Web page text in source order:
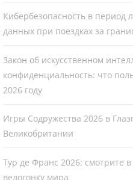
Кибербезопасность в период
данных при поездках за
Закон об искусственном
конфиденциальность: что
2026 году
Игры Содружества 2026 в
Великобритании
Тур де Франс 2026: смотрите
велогонку мира